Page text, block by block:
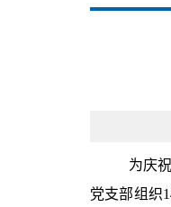
为庆
党支部组织